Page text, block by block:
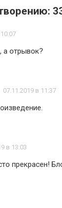
а отрывок?
07.11.2019 в 11:37
в 13:03
прекрасен!